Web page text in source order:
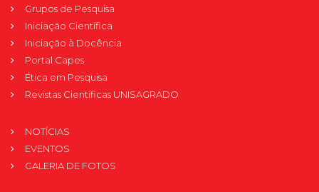
Grupos de Pesquisa
Iniciação Científica
Iniciação à Docência
Portal Capes
Ética em Pesquisa
Revistas Científicas UNISAGRADO
NOTÍCIAS
EVENTOS
GALERIA DE FOTOS